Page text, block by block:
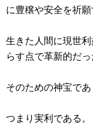
に豊穣や安全を祈願
生きた人間に現世
らす点で革新的だっ
そのための神宝で
つまり実利である